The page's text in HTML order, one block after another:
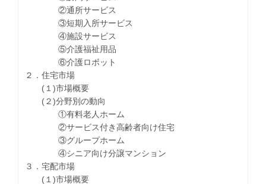
②通所サービス
③短期入所サービス
④施設サービス
⑤介護福祉用品
⑥介護ロボット
２．住宅市場
(１)市場概要
(２)分野別の動向
①有料老人ホーム
②サービス付き高齢者向け住宅
③グループホーム
④シニア向け分譲マンション
３．宅配市場
(１)市場概要